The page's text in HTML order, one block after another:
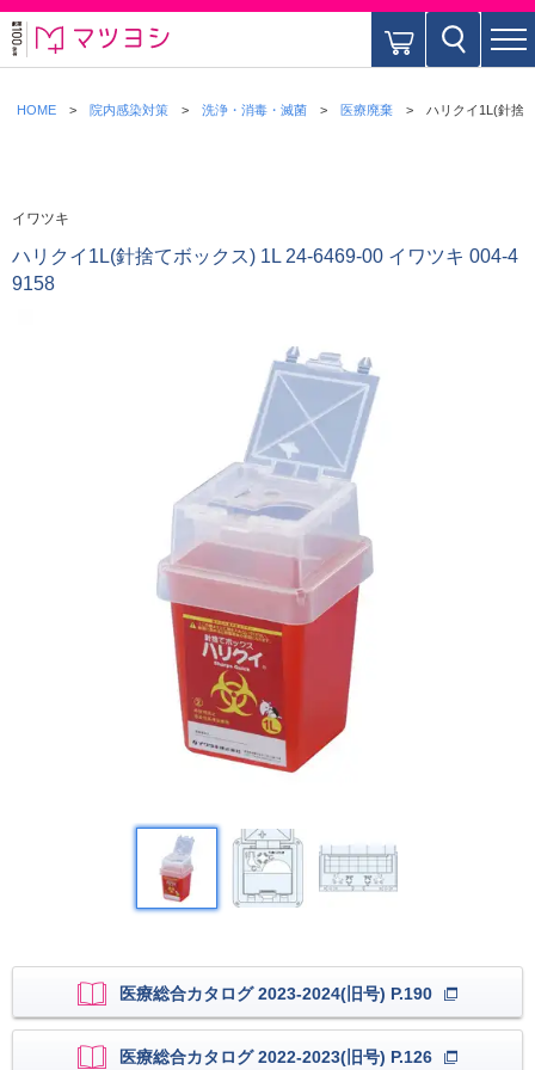
HOME 院内感染対策 洗浄・消毒・滅菌 医療廃棄 ハリクイ1L(針捨
イワツキ
ハリクイ1L(針捨てボックス) 1L 24-6469-00 イワツキ 004-4
9158
医療総合カタログ 2023-2024(旧号) P.190
医療総合カタログ 2022-2023(旧号) P.126